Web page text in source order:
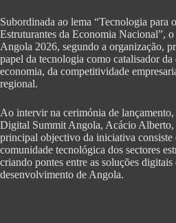
Subordinada ao lema “Tecnologia para
Estruturantes da Economia Nacional”,
Angola 2026, segundo a organização,
papel da tecnologia como catalisador
economia, da competitividade
regional.
Ao intervir na cerimónia de
Digital Summit Angola, Acácio Alberto,
principal objectivo da iniciativa consiste
comunidade tecnológica dos sectores
criando pontes entre as soluções digitais
desenvolvimento de Angola.